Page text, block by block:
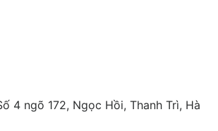
4 ngõ 172, Ngọc Hồi, Thanh Trì, Hà